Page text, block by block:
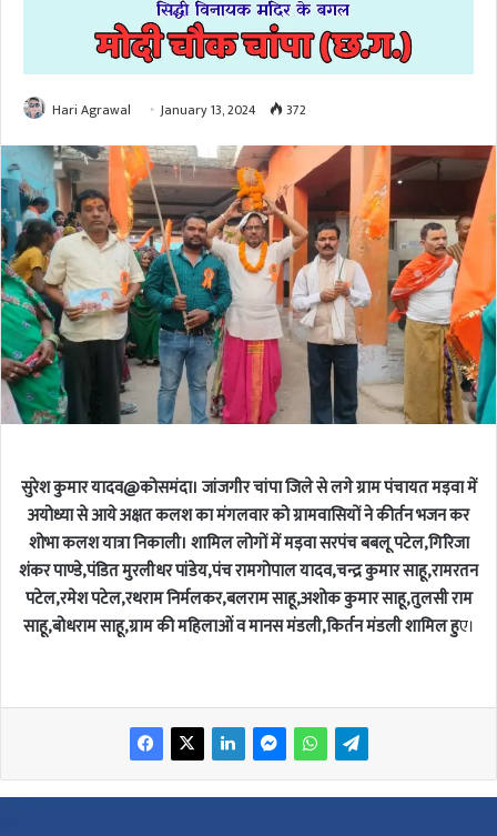
Hari Agrawal January 13, 2024 372
सुरेश कुमार यादव@कोसमंदा। जांजगीर चांपा जिले से लगे ग्राम पंचायत मड़वा में
अयोध्या से आये अक्षत कलश का मंगलवार को ग्रामवासियों ने कीर्तन भजन कर
शोभा कलश यात्रा निकाली। शामिल लोगों में मड़वा सरपंच बबलू पटेल,गिरिजा
शंकर पाण्डे,पंडित मुरलीधर पांडेय,पंच रामगोपाल यादव,चन्द्र कुमार साहू,रामरतन
पटेल,रमेश पटेल,रथराम निर्मलकर,बलराम साहू,अशोक कुमार साहू,तुलसी राम
साहू,बोधराम साहू,ग्राम की महिलाओं व मानस मंडली,किर्तन मंडली शामिल हुए।